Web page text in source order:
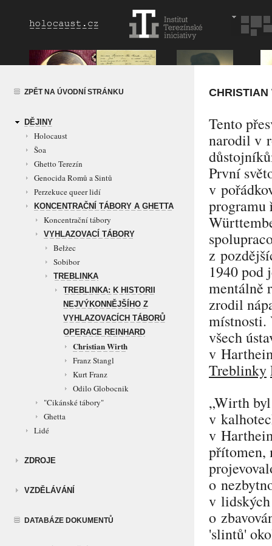
ZPĚT NA ÚVODNÍ STRÁNKU
DĚJINY
Holocaust
Šoa
Ghetto Terezín
Genocida Romů a Sintů
Perzekuce queer lidí
KONCENTRAČNÍ TÁBORY A GHETTA
Koncentrační tábory
VYHLAZOVACÍ TÁBORY
Bełżec
Sobibor
TREBLINKA
TREBLINKA: K HISTORII
NEJVÝKONNĚJŠÍHO Z
VYHLAZOVACÍCH TÁBORŮ
OPERACE REINHARD
Christian Wirth
Franz Stangl
Kurt Franz
Odilo Globocnik
"Cikánské tábory"
Ghetta
Lidé
ZDROJE
VZDĚLÁVÁNÍ
DATABÁZE DOKUMENTŮ
CHRISTIAN
Tento
narodil v
První
v
programu
z
1940 pod
mentálně
zrodil
místnosti.
všech
v
Treblinky
„Wirth
v
v
přítomen,
o
v
o
'slintů'